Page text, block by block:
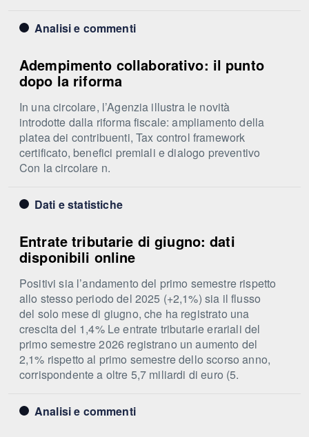
Analisi e commenti
Adempimento collaborativo: il punto
dopo la riforma
In una circolare, l’Agenzia illustra le novità
introdotte dalla riforma fiscale: ampliamento della
platea dei contribuenti, Tax control framework
certificato, benefici premiali e dialogo preventivo
Con la circolare n.
Dati e statistiche
Entrate tributarie di giugno: dati
disponibili online
Positivi sia l’andamento del primo semestre rispetto
allo stesso periodo del 2025 (+2,1%) sia il flusso
del solo mese di giugno, che ha registrato una
crescita del 1,4% Le entrate tributarie erariali del
primo semestre 2026 registrano un aumento del
2,1% rispetto al primo semestre dello scorso anno,
corrispondente a oltre 5,7 miliardi di euro (5.
Analisi e commenti